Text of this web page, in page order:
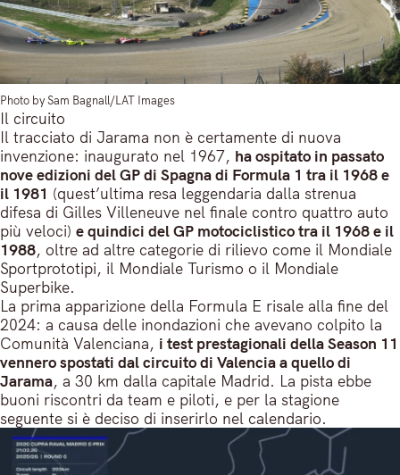
Photo by Sam Bagnall/LAT Images
Il circuito
Il tracciato di Jarama non è certamente di nuova
invenzione: inaugurato nel 1967, ha ospitato in passato
nove edizioni del GP di Spagna di Formula 1 tra il 1968 e
il 1981 (quest’ultima resa leggendaria dalla strenua
difesa di Gilles Villeneuve nel finale contro quattro auto
più veloci) e quindici del GP motociclistico tra il 1968 e il
1988, oltre ad altre categorie di rilievo come il Mondiale
Sportprototipi, il Mondiale Turismo o il Mondiale
Superbike.
La prima apparizione della Formula E risale alla fine del
2024: a causa delle inondazioni che avevano colpito la
Comunità Valenciana, i test prestagionali della Season 11
vennero spostati dal circuito di Valencia a quello di
Jarama, a 30 km dalla capitale Madrid. La pista ebbe
buoni riscontri da team e piloti, e per la stagione
seguente si è deciso di inserirlo nel calendario.